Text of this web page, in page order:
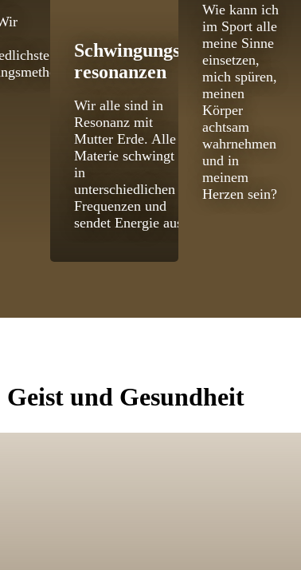
Schwingungs­
resonanzen
Wir alle sind in
Resonanz mit
Mutter Erde. Alle
Materie schwingt
in
unterschiedlichen
Frequenzen und
sendet Energie aus.
Wie kann ich
im Sport alle
meine Sinne
einsetzen,
mich spüren,
meinen
Körper
achtsam
wahrnehmen
und in
meinem
Herzen sein?
und Gesundheit